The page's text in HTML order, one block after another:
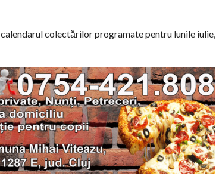
colectărilor programate pentru lunile iulie,